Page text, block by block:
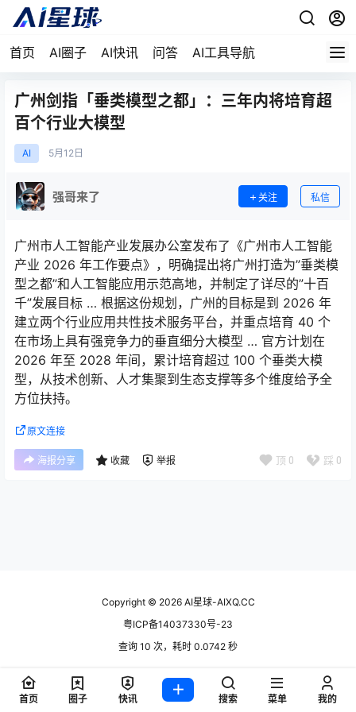
首页 AI圈子 AI快讯 问答 AI工具导航
广州剑指「垂类模型之都」：三年内将培育超
百个行业大模型
AI 5月 12日
强哥来了 关注 私信
广州市人工智能产业发展办公室发布了《广州市人工智能
产业 2026 年工作要点》，明确提出将广州打造为”垂类模
型之都”和人工智能应用示范高地，并制定了详尽的”十百
千”发展目标 … 根据这份规划，广州的目标是到 2026 年
建立两个行业应用共性技术服务平台，并重点培育 40 个
在市场上具有强竞争力的垂直细分大模型 … 官方计划在
2026 年至 2028 年间，累计培育超过 100 个垂类大模
型，从技术创新、人才集聚到生态支撑等多个维度给予全
方位扶持。
原文连接
海报分享 收藏 举报 顶 0 踩 0
Copyright © 2026AI星球-AIXQ.CC
粤ICP备14037330号-23
查询 10 次，耗时 0.0742 秒
首页 圈子 快讯 搜索 菜单 我的